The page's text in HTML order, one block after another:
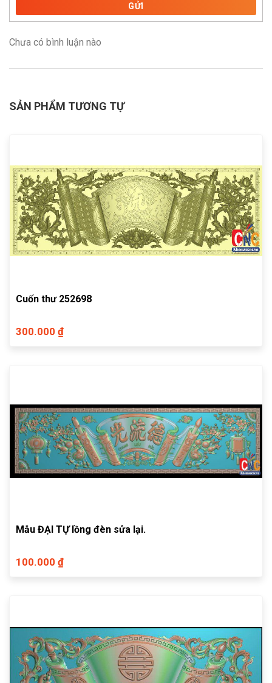
GỬI
Chưa có bình luận nào
SẢN PHẨM TƯƠNG TỰ
Cuốn thư 252698
300.000 ₫
Mẫu ĐẠI TỰ lồng đèn sửa lại.
100.000 ₫